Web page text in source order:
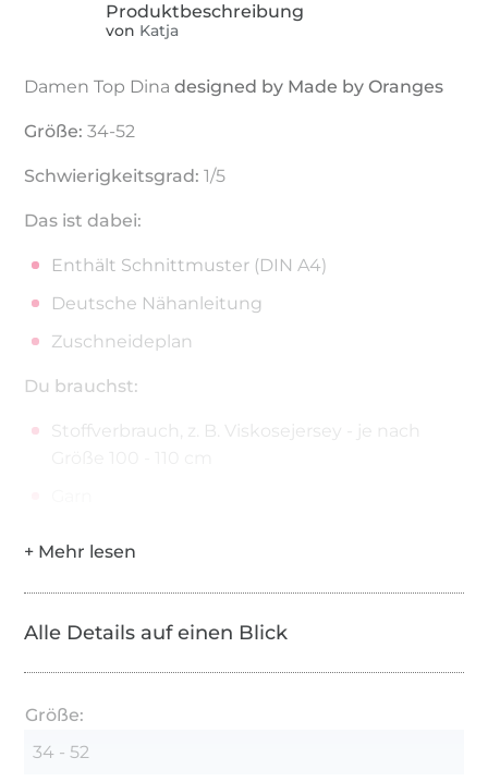
von Katja
Damen Top Dinadesigned by Made by Oranges
Größe: 34-52
Schwierigkeitsgrad: 1/5
Das ist dabei:
Enthält Schnittmuster (DIN A4)
Deutsche Nähanleitung
Zuschneideplan
Du brauchst:
Stoffverbrauch, z. B. Viskosejersey - je nach
Alle Details auf einen Blick
Größe:
34 - 52